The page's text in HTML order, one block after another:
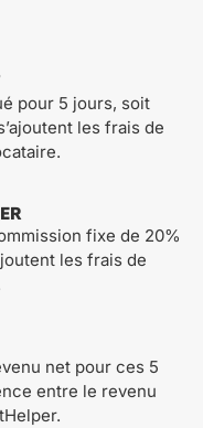
pour 5 jours, soit
les frais de
fixe de 20%
les frais de
net pour ces 5
entre le revenu